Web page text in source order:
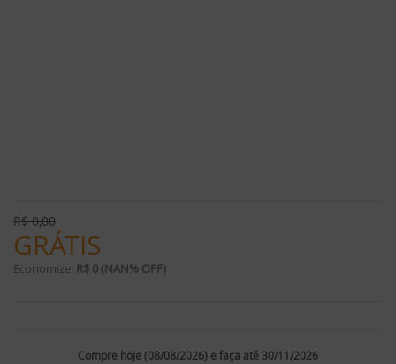
R$0,00
GRÁTIS
Economize: R$ 0 (NAN% OFF)
Compre hoje (08/08/2026) e faça até 30/11/2026